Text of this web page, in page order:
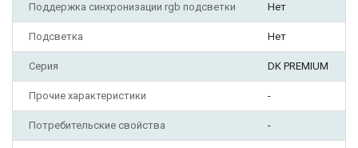
Поддержка синхронизации rgb подсветки Нет
Подсветка Нет
Серия DK PREMIUM
Прочие характеристики -
Потребительские свойства -